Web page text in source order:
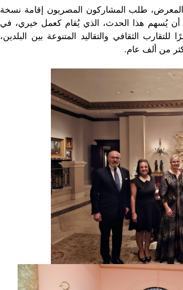
المعرض، طلب المشاركون المصريون إقامة نسخة
أن يُسهم هذا الحدث، الذي يُقام كعمل خيري، في
الثقافي والتقاليد المتنوعة بين البلدين،
من ألف عام.